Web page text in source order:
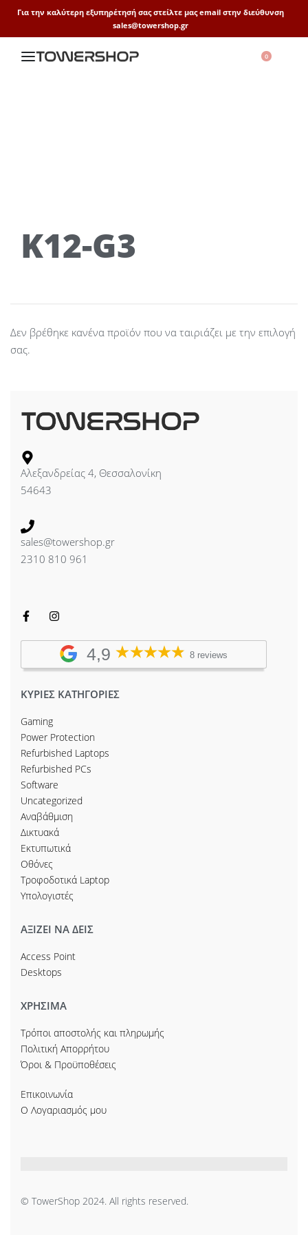
Για την καλύτερη εξυπηρέτησή σας στείλτε μας email στην διεύθυνση
sales@towershop.gr
0
K12-G3
Δεν βρέθηκε κανένα προϊόν που να ταιριάζει με την επιλογή
σας.
Αλεξανδρείας 4, Θεσσαλονίκη
54643
sales@towershop.gr
2310 810 961
4,9 8 reviews
ΚΥΡΙΕΣ ΚΑΤΗΓΟΡΙΕΣ
Gaming
Power Protection
Refurbished Laptops
Refurbished PCs
Software
Uncategorized
Αναβάθμιση
Δικτυακά
Εκτυπωτικά
Οθόνες
Τροφοδοτικά Laptop
Υπολογιστές
ΑΞΙΖΕΙ ΝΑ ΔΕΙΣ
Access Point
Desktops
ΧΡΗΣΙΜΑ
Τρόποι αποστολής και πληρωμής
Πολιτική Απορρήτου
Όροι & Προϋποθέσεις
Επικοινωνία
Ο Λογαριασμός μου
© TowerShop 2024. All rights reserved.